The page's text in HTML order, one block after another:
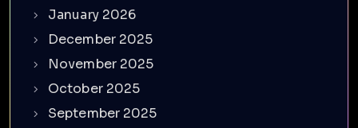
January 2026
December 2025
November 2025
October 2025
September 2025